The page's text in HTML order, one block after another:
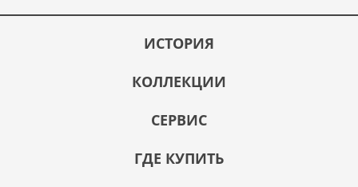
ИСТОРИЯ
КОЛЛЕКЦИИ
СЕРВИС
ГДЕ КУПИТЬ